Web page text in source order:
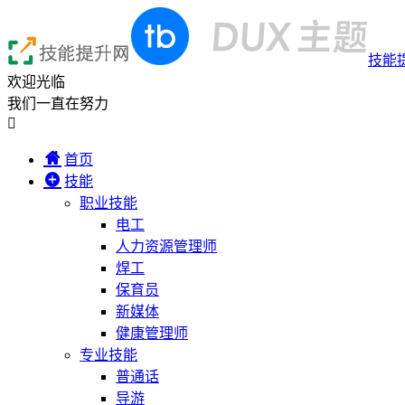
技能
欢迎光临
我们一直在努力

首页
技能
职业技能
电工
人力资源管理师
焊工
保育员
新媒体
健康管理师
专业技能
普通话
导游